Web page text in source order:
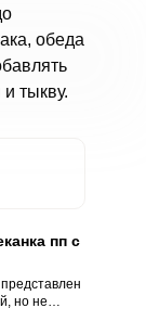
обеда
тыкву.
пп с
но не